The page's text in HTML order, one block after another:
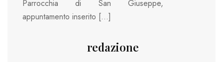
Parrocchia di San Giuseppe,
appuntamento inserito […]
redazione